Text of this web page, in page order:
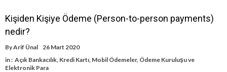
Kişiden Kişiye Ödeme (Person-to-person payments)
nedir?
ByArif Ünal 26 Mart 2020
in : Açık Bankacılık, Kredi Kartı, Mobil Ödemeler, Ödeme Kuruluşu ve
Elektronik Para